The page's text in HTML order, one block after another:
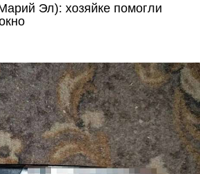
Эл): хозяйке помогли